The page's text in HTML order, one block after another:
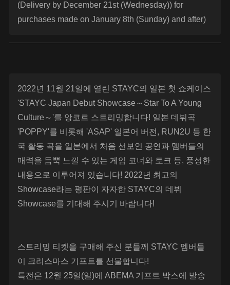
(Delivery by December 21st (Wednesday)) for
purchases made on January 8th (Sunday) and after)
2022년 11월 21일에 열린 STAYC의 일본 첫 쇼케이스
'STAYC Japan Debut Showcase～Star To A Young
Culture～'를 앙코르 스트리밍합니다! 일본 데뷔곡
'POPPY'를 비롯해 'ASAP' 일본어 버전, RUN2U 등 한
국 활동 곡을 일본에서 처음 선보인 공연과 멤버들의
매력을 듬뿍 느낄 수 있는 게임 코너와 토크 등, 풍성한
내용으로 이루어져 있습니다! 2022년 최고의
Showcase라는 평판이 자자한 STAYC의 데뷔
Showcase를 기대해 주시기 바랍니다!
스트리밍 티켓을 구매해 주신 분들께 STAYC 멤버들
이 크리스마스 기프트를 선물합니다!
특전은 12월 25일(일)에 ABEMA 기프트 박스에 발송